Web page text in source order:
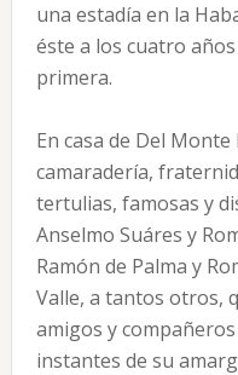
una estadía en la
éste a los cuatro
primera.
En casa de Del
camaradería,
tertulias, famosas y
Anselmo Suáres y
Ramón de Palma y
Valle, a tantos otros,
amigos y
instantes de su